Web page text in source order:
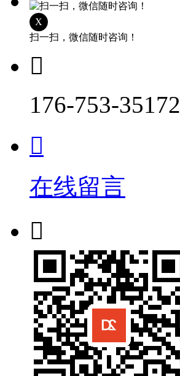
X
扫一扫，微信随时咨询！

176-753-35172

在线留言
